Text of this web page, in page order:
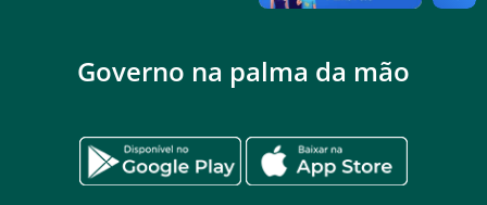
Governo na palma da mão